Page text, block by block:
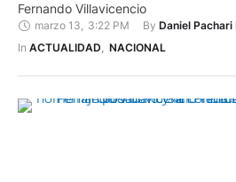
Fernando Villavicencio
marzo 13 3:22 PM By Daniel Pachari
In ACTUALIDAD, NACIONAL